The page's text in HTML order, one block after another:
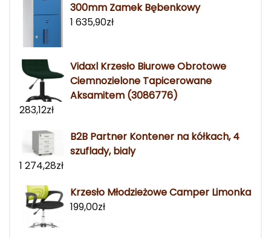
300mm Zamek Bębenkowy
1 635,90zł
Vidaxl Krzesło Biurowe Obrotowe
Ciemnozielone Tapicerowane
Aksamitem (3086776)
283,12zł
B2B Partner Kontener na kółkach, 4
szuflady, bialy
1 274,28zł
Krzesło Młodzieżowe Camper Limonka
199,00zł